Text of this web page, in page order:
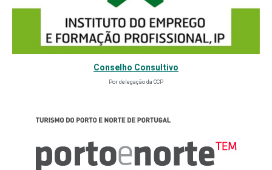
Conselho Consultivo
Por delegação da CCP